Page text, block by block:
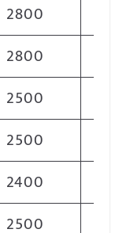
2800
2800
2500
2500
2400
2500